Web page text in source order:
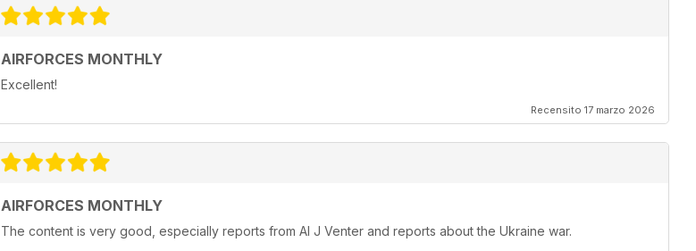
AIRFORCES MONTHLY
Excellent!
Recensito 17 marzo 2026
AIRFORCES MONTHLY
The content is very good, especially reports from Al J Venter and reports about the Ukraine war.